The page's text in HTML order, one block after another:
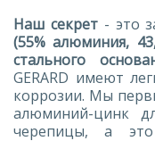
Наш секрет- это
(55% алюминия,
стального
GERARD имеют
коррозии. Мы
алюминий-цинк
черепицы, а